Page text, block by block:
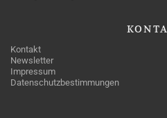
Kontakt
Newsletter
Impressum
Datenschutzbestimmungen